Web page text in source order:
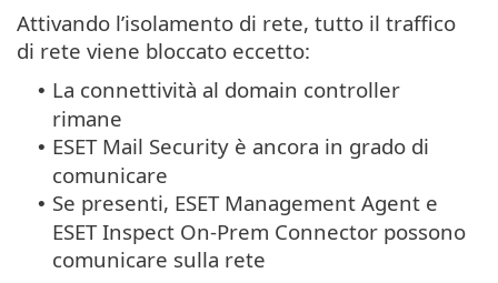
Attivando l’isolamento di rete, tutto il traffico
di rete viene bloccato eccetto:
• La connettività al domain controller
rimane
• ESET Mail Security è ancora in grado di
comunicare
• Se presenti, ESET Management Agent e
ESET Inspect On-Prem Connector possono
comunicare sulla rete